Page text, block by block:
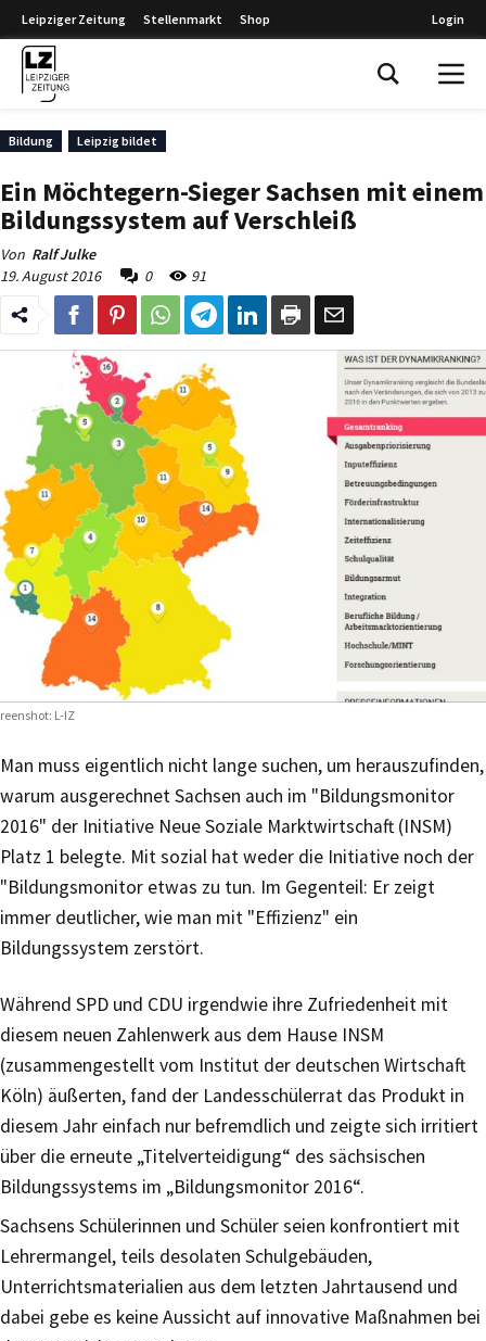
Leipziger Zeitung Stellenmarkt Shop Login
Bildung Leipzig bildet
Ein Möchtegern-Sieger Sachsen mit einem
Bildungssystem auf Verschleiß
Von Ralf Julke
19. August 2016
0 91
L-IZ
Man muss eigentlich nicht lange suchen, um herauszufinden,
warum ausgerechnet Sachsen auch im "Bildungsmonitor
2016" der Initiative Neue Soziale Marktwirtschaft (INSM)
Platz 1 belegte. Mit sozial hat weder die Initiative noch der
"Bildungsmonitor etwas zu tun. Im Gegenteil: Er zeigt
immer deutlicher, wie man mit "Effizienz" ein
Bildungssystem zerstört.
Während SPD und CDU irgendwie ihre Zufriedenheit mit
diesem neuen Zahlenwerk aus dem Hause INSM
(zusammengestellt vom Institut der deutschen Wirtschaft
Köln) äußerten, fand der Landesschülerrat das Produkt in
diesem Jahr einfach nur befremdlich und zeigte sich irritiert
über die erneute „Titelverteidigung“ des sächsischen
Bildungssystems im „Bildungsmonitor 2016“.
Sachsens Schülerinnen und Schüler seien konfrontiert mit
Lehrermangel, teils desolaten Schulgebäuden,
Unterrichtsmaterialien aus dem letzten Jahrtausend und
dabei gebe es keine Aussicht auf innovative Maßnahmen bei